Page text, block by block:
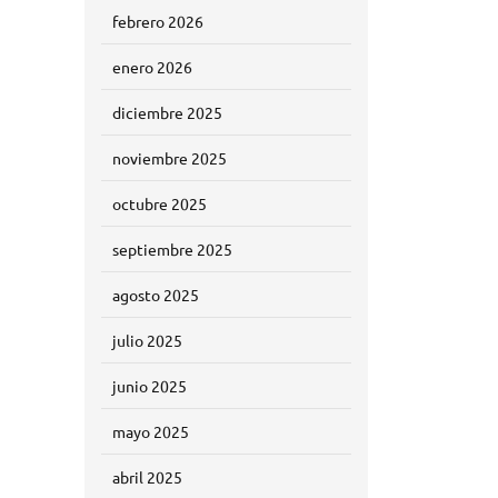
febrero 2026
enero 2026
diciembre 2025
noviembre 2025
octubre 2025
septiembre 2025
agosto 2025
julio 2025
junio 2025
mayo 2025
abril 2025